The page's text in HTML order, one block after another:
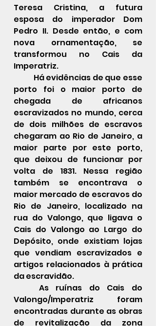
Teresa Cristina, a futura
esposa do imperador Dom
Pedro II. Desde então, e com
nova ornamentação, se
transformou no Cais da
Imperatriz.
Há evidências de que esse
porto foi o maior porto de
chegada de africanos
escravizados no mundo, cerca
de dois milhões de escravos
chegaram ao Rio de Janeiro, a
maior parte por este porto,
que deixou de funcionar por
volta de 1831. Nessa região
também se encontrava o
maior mercado de escravos do
Rio de Janeiro, localizado na
rua do Valongo, que ligava o
Cais do Valongo ao Largo do
Depósito, onde existiam lojas
que vendiam escravizados e
artigos relacionados à prática
da escravidão.
As ruínas do Cais do
Valongo/Imperatriz foram
encontradas durante as obras
de revitalização da zona